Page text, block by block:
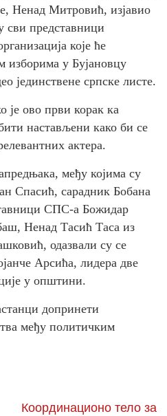
Ненад Митровић, изјавио
сви представници
које ће
изборима у Бујановцу
јединствене српске листе.
је ово први корак ка
настављени како би се
актера.
међу којима су
Спасић, сарадник Бобана
СПС-а Божидар
Ненад Тасић Таса из
одазвали су се
Арсића, лидера две
у општини.
допринети
међу политичким
Координационо тело за